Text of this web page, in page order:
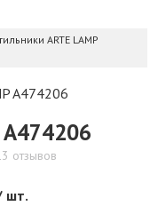
ARTE LAMP
A474206
отзывов
шт.